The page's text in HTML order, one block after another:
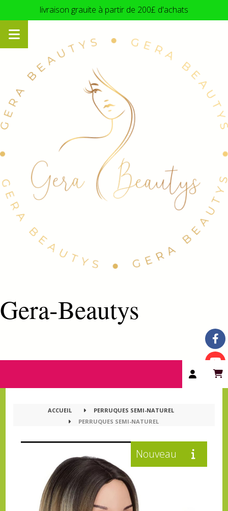
livraison grauite à partir de 200£ d'achats
Gera-Beautys
ACCUEIL
PERRUQUES SEMI-NATUREL
PERRUQUES SEMI-NATUREL